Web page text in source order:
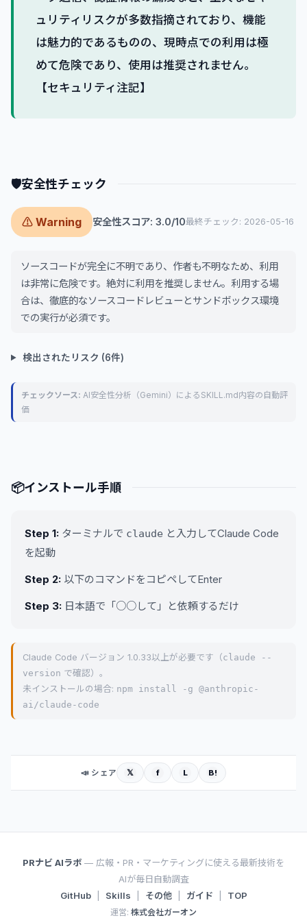
ュリティリスクが多数指摘されており、機能
は魅力的であるものの、現時点での利用は極
めて危険であり、使用は推奨されません。
【セキュリティ注記】
🛡安全性チェック
⚠ Warning 安全性スコア: 3.0/10最終チェック: 2026-05-16
ソースコードが完全に不明であり、作者も不明なため、利用
は非常に危険です。絶対に利用を推奨しません。利用する場
合は、徹底的なソースコードレビューとサンドボックス環境
での実行が必須です。
検出されたリスク (6件)
チェックソース: AI安全性分析（Gemini）によるSKILL.md内容の自動評
価
📦インストール手順
Step 1: ターミナルで claude と入力してClaude Code
を起動
Step 2: 以下のコマンドをコピペしてEnter
Step 3: 日本語で「○○して」と依頼するだけ
Claude Code バージョン 1.0.33以上が必要です（claude --
version で確認）。
未インストールの場合: npm install -g @anthropic-
ai/claude-code
📣 シェア 𝕏 f L B!
PRナビ AIラボ — 広報・PR・マーケティングに使える最新技術を
AIが毎日自動調査
GitHub| Skills その他| ガイド TOP
運営: 株式会社ガーオン